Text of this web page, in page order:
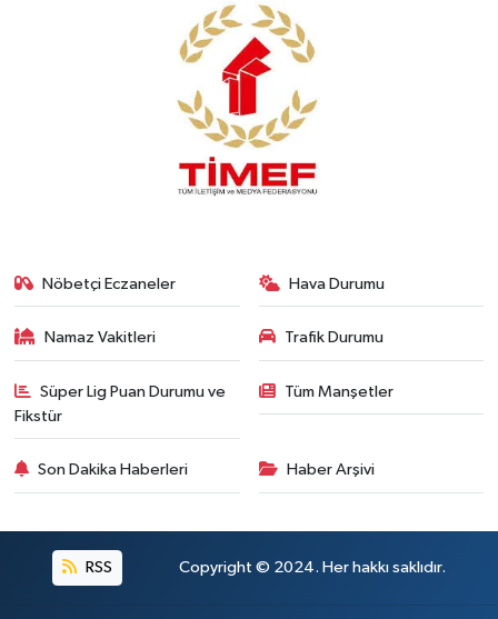
Nöbetçi Eczaneler Hava Durumu
Namaz Vakitleri Trafik Durumu
Süper Lig Puan Durumu ve
Fikstür
Tüm Manşetler
Son Dakika Haberleri Haber Arşivi
RSS Copyright © 2024. Her hakkı saklıdır.